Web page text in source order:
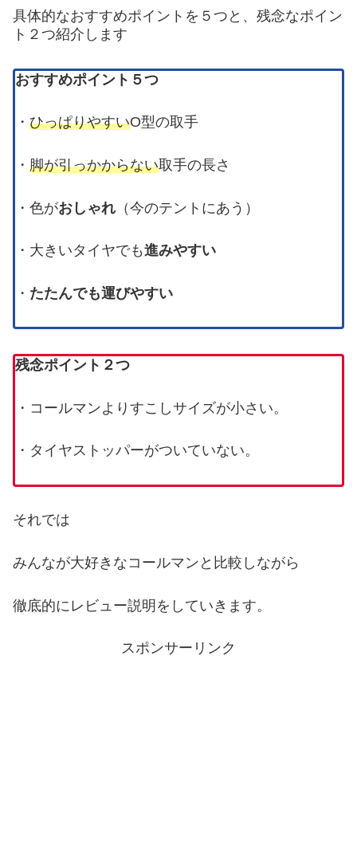
具体的なおすすめポイントを５つと、残念なポイン
ト２つ紹介します
おすすめポイント５つ
・ ひっぱりやすいO型の取手
・ 脚が引っかからない取手の長さ
・色がおしゃれ （今のテントにあう）
・大きいタイヤでも進みやすい
・ たたんでも運びやすい
残念ポイント２つ
・コールマンよりすこしサイズが小さい。
・タイヤストッパーがついていない。
それでは
みんなが大好きなコールマンと比較しながら
徹底的にレビュー説明をしていきます。
スポンサーリンク